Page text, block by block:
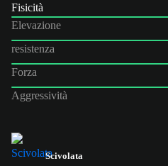
Fisicità
Elevazione
resistenza
Forza
Aggressività
Scivolata